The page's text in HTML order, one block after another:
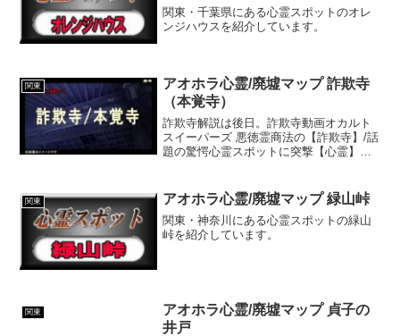
関東・千葉県にある心霊スポットのオレ
ンジハウスを紹介しています。
関東
アオホラ心霊/廃墟マップ 詐欺寺
（本覚寺）
詐欺寺解説は後日。詐欺寺動画オカルト
スイーパーズ 悪徳霊商法の【詐欺寺】/話
題の驚愕心霊スポットに突撃【心霊】心
確定】この廃寺あかん。絶対幽霊や…こ
んなはっきりと初めて...
関東 アオホラ心霊/廃墟マップ 緑山峠
関東・神奈川にある心霊スポットの緑山
峠を紹介しています。
関東
アオホラ心霊/廃墟マップ 貞子の
井戸